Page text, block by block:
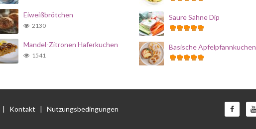
Eiweißbrötchen
2130
Mandel-Zitronen Haferkuchen
1541
Saure Sahne Dip
Basische Apfelpfannkuchen
| Kontakt | Nutzungsbedingungen